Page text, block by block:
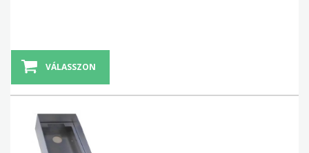
VÁLASSZON